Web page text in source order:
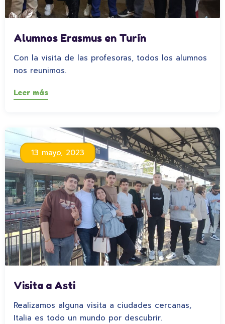
Alumnos Erasmus en Turín
Con la visita de las profesoras, todos los alumnos
nos reunimos.
Leer más
13 mayo, 2023
Visita a Asti
Realizamos alguna visita a ciudades cercanas,
Italia es todo un mundo por descubrir.